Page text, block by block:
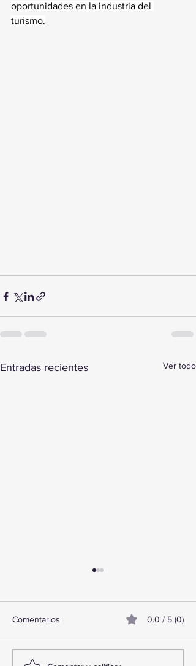
oportunidades en la industria del
turismo.
Entradas recientes Ver todo
Comentarios 0.0 / 5 (0)